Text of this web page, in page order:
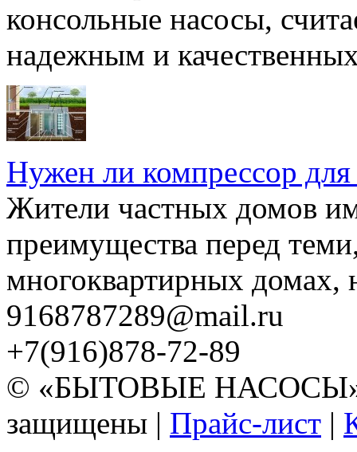
консольные насосы,
надежным и
Нужен ли компрессор для
Жители частных домов
преимущества перед
многоквартирных домах,
9168787289@mail.ru
+7(916)878-72-89
© «БЫТОВЫЕ НАСОСЫ»
защищены | Прайс-лист |